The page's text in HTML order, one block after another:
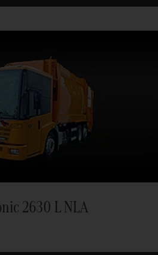
2630 L NLA